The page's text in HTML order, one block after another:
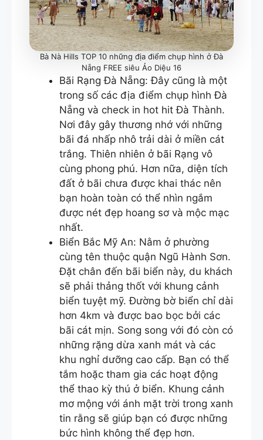
Bà Nà Hills TOP 10 những địa điểm chụp hình ở Đà
Nẵng FREE siêu Ảo Diệu 16
Bãi Rạng Đà Nẵng: Đây cũng là một
trong số các địa điểm chụp hình Đà
Nẵng và check in hot hit Đà Thành.
Nơi đây gây thương nhớ với những
bãi đá nhấp nhô trải dài ở miền cát
trắng. Thiên nhiên ở bãi Rạng vô
cùng phong phú. Hơn nữa, diện tích
đất ở bãi chưa được khai thác nên
bạn hoàn toàn có thể nhìn ngắm
được nét đẹp hoang sơ và mộc mạc
nhất.
Biển Bắc Mỹ An: Nằm ở phường
cùng tên thuộc quận Ngũ Hành Sơn.
Đặt chân đến bãi biển này, du khách
sẽ phải thảng thốt với khung cảnh
biển tuyệt mỹ. Đường bờ biển chỉ dài
hơn 4km và được bao bọc bởi các
bãi cát mịn. Song song với đó còn có
những rặng dừa xanh mát và các
khu nghỉ dưỡng cao cấp. Bạn có thể
tắm hoặc tham gia các hoạt động
thể thao kỳ thú ở biển. Khung cảnh
mơ mộng với ánh mặt trời trong xanh
tin rằng sẽ giúp bạn có được những
bức hình không thể đẹp hơn.